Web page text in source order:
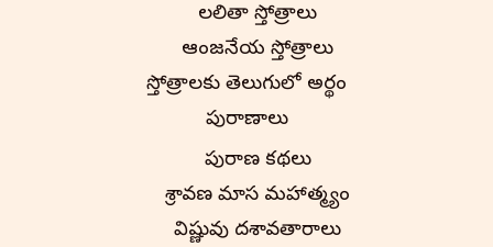
లలితా స్తోత్రాలు
ఆంజనేయ స్తోత్రాలు
స్తోత్రాలకు తెలుగులో అర్థం
పురాణాలు
పురాణ కథలు
శ్రావణ మాస మహాత్మ్యం
విష్ణువు దశావతారాలు